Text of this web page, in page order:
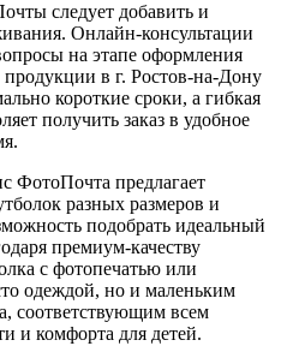
следует добавить и
Онлайн-консультации
на этапе оформления
продукции в г. Ростов-на-Дону
короткие сроки, а гибкая
получить заказ в удобное
ФотоПочта предлагает
разных размеров и
подобрать идеальный
премиум-качеству
с фотопечатью или
одеждой, но и маленьким
соответствующим всем
и комфорта для детей.